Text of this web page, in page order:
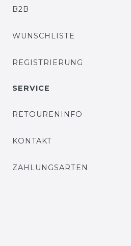
B2B
WUNSCHLISTE
REGISTRIERUNG
SERVICE
RETOURENINFO
KONTAKT
ZAHLUNGSARTEN